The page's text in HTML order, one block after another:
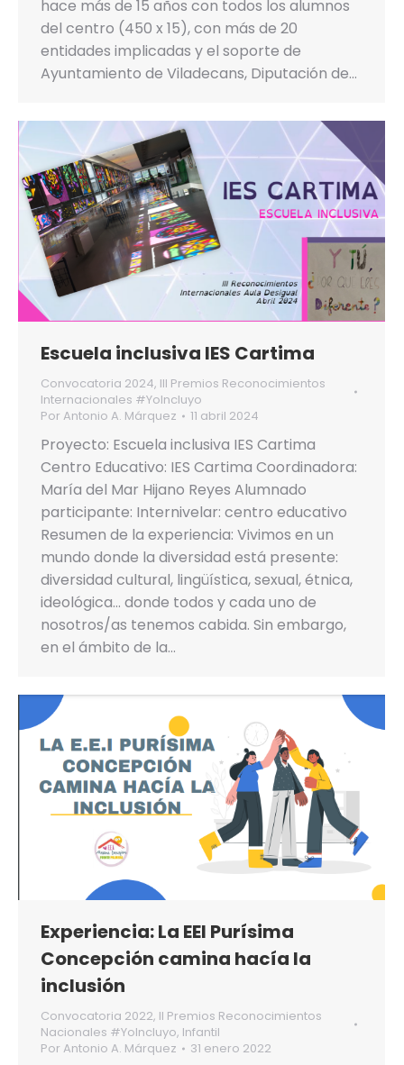
hace más de 15 años con todos los alumnos
del centro (450 x 15), con más de 20
entidades implicadas y el soporte de
Ayuntamiento de Viladecans, Diputación de…
Escuela inclusiva IES Cartima
Convocatoria 2024, III Premios Reconocimientos
Internacionales #YoIncluyo
Por Antonio A. Márquez 11 abril 2024
Proyecto: Escuela inclusiva IES Cartima
Centro Educativo: IES Cartima Coordinadora:
María del Mar Hijano Reyes Alumnado
participante: Internivelar: centro educativo
Resumen de la experiencia: Vivimos en un
mundo donde la diversidad está presente:
diversidad cultural, lingüística, sexual, étnica,
ideológica… donde todos y cada uno de
nosotros/as tenemos cabida. Sin embargo,
en el ámbito de la…
Experiencia: La EEI Purísima
Concepción camina hacía la
inclusión
Convocatoria 2022, II Premios Reconocimientos
Nacionales #YoIncluyo, Infantil
Por Antonio A. Márquez 31 enero 2022